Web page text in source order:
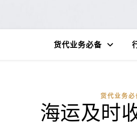
货代业务必备
货代业务必
海运及时